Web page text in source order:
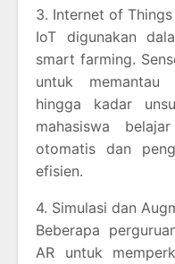
3. Internet of
IoT digunakan
smart farming.
untuk memantau
hingga kadar
mahasiswa
otomatis dan
efisien.
4. Simulasi dan
Beberapa
AR untuk